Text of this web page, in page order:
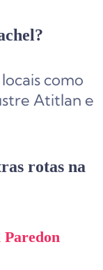
como
Atitlan e
rotas na